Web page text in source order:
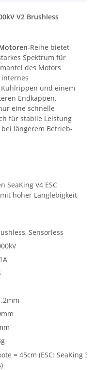
V2 Brushless
-Reihe bietet
Spektrum für
des Motors
und einem
Endkappen.
eine schnelle
für stabile Leistung
längerem Betrieb-
V4 ESC
hoher Langlebigkeit
Sensorless
= 45cm (ESC: SeaKing